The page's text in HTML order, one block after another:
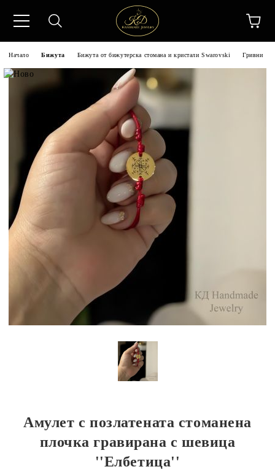
Начало Бижута Бижута от бижутерска стомана и кристали Swarovski Гривни
Амулет с позлатената стоманена
плочка гравирана с шевица
''Елбетица''